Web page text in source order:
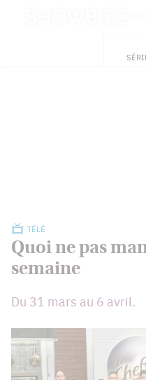
TÉLÉ
Quoi ne pas
semaine
Du 31 mars au 6 avril.